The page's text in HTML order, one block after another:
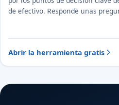
de efectivo. Responde unas
Abrir la herramienta gratis